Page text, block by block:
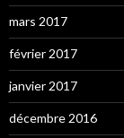
mars 2017
février 2017
janvier 2017
décembre 2016